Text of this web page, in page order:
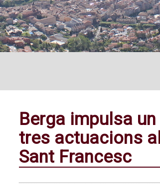
Berga impulsa
tres actuacions
Sant Francesc